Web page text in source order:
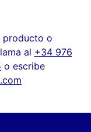
producto o
al +34 976
o escribe